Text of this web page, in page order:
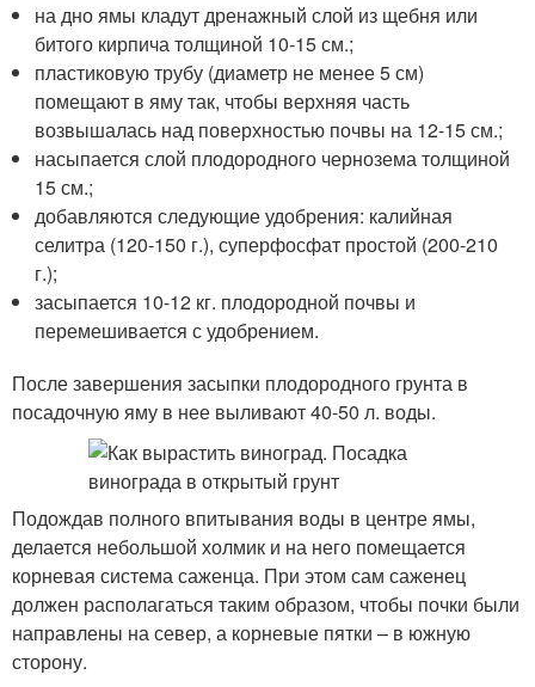
на дно ямы кладут дренажный слой из щебня или
битого кирпича толщиной 10-15 см.;
пластиковую трубу (диаметр не менее 5 см)
помещают в яму так, чтобы верхняя часть
возвышалась над поверхностью почвы на 12-15 см.;
насыпается слой плодородного чернозема толщиной
15 см.;
добавляются следующие удобрения: калийная
селитра (120-150 г.), суперфосфат простой (200-210
г.);
засыпается 10-12 кг. плодородной почвы и
перемешивается с удобрением.
После завершения засыпки плодородного грунта в
посадочную яму в нее выливают 40-50 л. воды.
Подождав полного впитывания воды в центре ямы,
делается небольшой холмик и на него помещается
корневая система саженца. При этом сам саженец
должен располагаться таким образом, чтобы почки были
направлены на север, а корневые пятки – в южную
сторону.